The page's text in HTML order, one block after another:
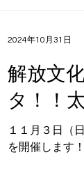
解放文
タ！！
１１月３日（
を開催します
2024年10月31日